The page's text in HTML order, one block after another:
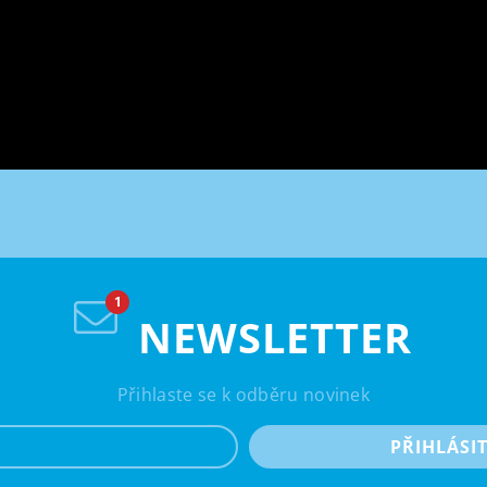
NEWSLETTER
Přihlaste se k odběru novinek
PŘIHLÁSIT